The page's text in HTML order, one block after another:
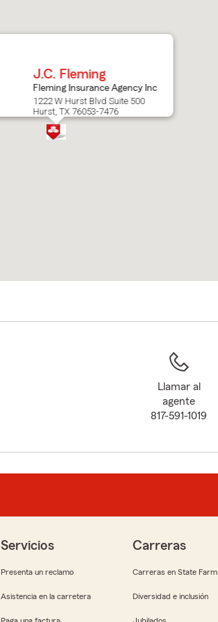
J.C. Fleming
Fleming Insurance Agency Inc
1222 W Hurst Blvd Suite 500
Hurst, TX 76053-7476
Llamar al
agente
817-591-1019
Servicios
Presenta un reclamo
Asistencia en la carretera
Carreras
Carreras en State Farm
Diversidad e inclusión